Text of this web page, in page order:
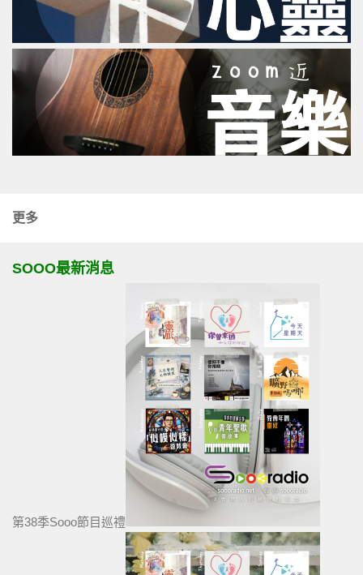
更多
SOOO最新消息
第38季Sooo節目巡禮